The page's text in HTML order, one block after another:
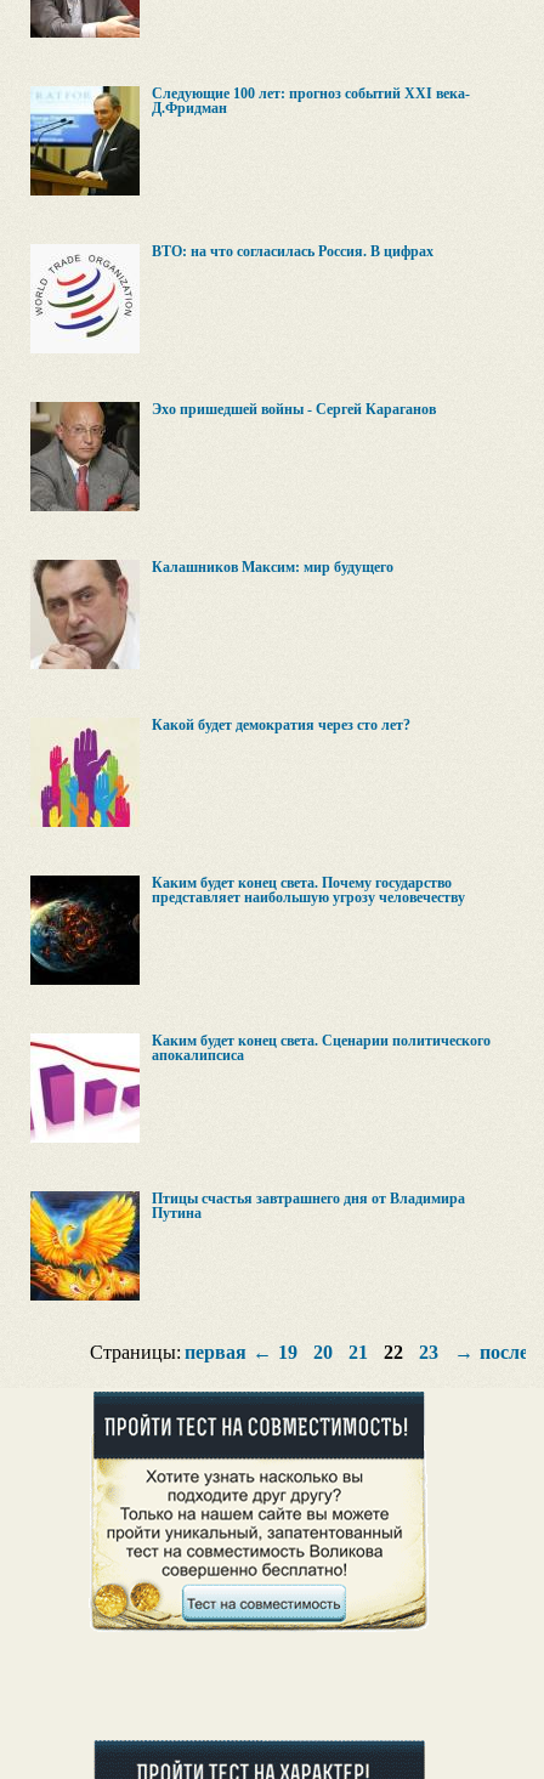
Следующие 100 лет: прогноз событий XXI века-
Д.Фридман
ВТО: на что согласилась Россия. В цифрах
Эхо пришедшей войны - Сергей Караганов
Калашников Максим: мир будущего
Какой будет демократия через сто лет?
Каким будет конец света. Почему государство
представляет наибольшую угрозу человечеству
Каким будет конец света. Сценарии политического
апокалипсиса
Птицы счастья завтрашнего дня от Владимира
Путина
Страницы: первая ← 19 20 21 22 23 →